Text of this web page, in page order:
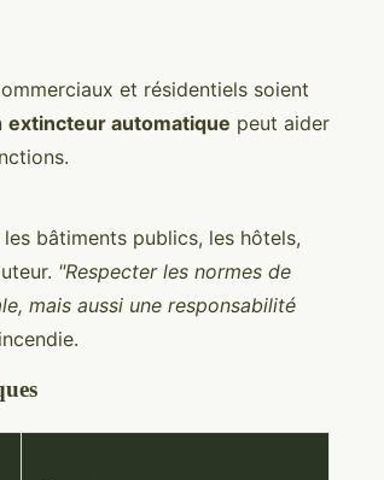
et résidentiels soient
extincteur automatique peut aider
bâtiments publics, les hôtels,
"Respecter les normes de
mais aussi une responsabilité